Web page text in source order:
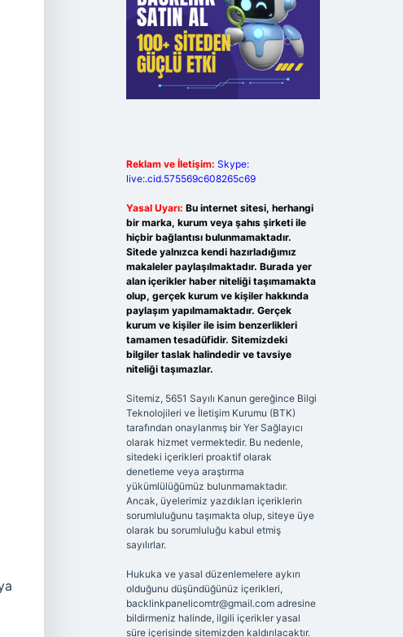
Reklam ve İletişim: Skype:
live:.cid.575569c608265c69
Yasal Uyarı: Bu internet sitesi, herhangi
bir marka, kurum veya şahıs şirketi ile
hiçbir bağlantısı bulunmamaktadır.
Sitede yalnızca kendi hazırladığımız
makaleler paylaşılmaktadır. Burada yer
alan içerikler haber niteliği taşımamakta
olup, gerçek kurum ve kişiler hakkında
paylaşım yapılmamaktadır. Gerçek
kurum ve kişiler ile isim benzerlikleri
tamamen tesadüfidir. Sitemizdeki
bilgiler taslak halindedir ve tavsiye
niteliği taşımazlar.
Sitemiz, 5651 Sayılı Kanun gereğince Bilgi
Teknolojileri ve İletişim Kurumu (BTK)
tarafından onaylanmış bir Yer Sağlayıcı
olarak hizmet vermektedir. Bu nedenle,
sitedeki içerikleri proaktif olarak
denetleme veya araştırma
yükümlülüğümüz bulunmamaktadır.
Ancak, üyelerimiz yazdıkları içeriklerin
sorumluluğunu taşımakta olup, siteye üye
olarak bu sorumluluğu kabul etmiş
sayılırlar.
Hukuka ve yasal düzenlemelere aykırı
olduğunu düşündüğünüz içerikleri,
backlinkpanelicomtr@gmail.comadresine
bildirmeniz halinde, ilgili içerikler yasal
süre içerisinde sitemizden kaldırılacaktır.